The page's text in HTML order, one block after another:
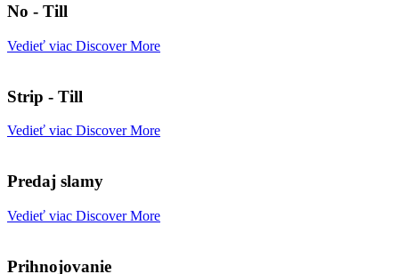
No - Till
Vedieť viac Discover More
Strip - Till
Vedieť viac Discover More
Predaj slamy
Vedieť viac Discover More
Prihnojovanie